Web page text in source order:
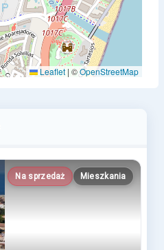
Leaflet | ©OpenStreetMap
Na sprzedaż Mieszkania